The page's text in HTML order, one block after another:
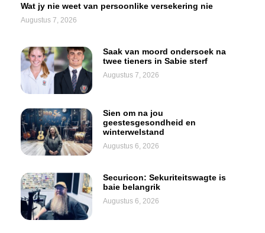
Wat jy nie weet van persoonlike versekering nie
Augustus 7, 2026
Saak van moord ondersoek na
twee tieners in Sabie sterf
Augustus 7, 2026
Sien om na jou
geestesgesondheid en
winterwelstand
Augustus 6, 2026
Securicon: Sekuriteitswagte is
baie belangrik
Augustus 6, 2026